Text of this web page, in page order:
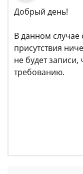
Добрый день!
В данном случае
присутствия
не будет
требованию.